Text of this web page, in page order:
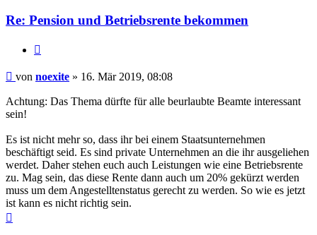
Re: Pension und Betriebsrente bekommen
Beitrag
von noexite » 16. Mär 2019, 08:08
Achtung: Das Thema dürfte für alle beurlaubte Beamte interessant
sein!
Es ist nicht mehr so, dass ihr bei einem Staatsunternehmen
beschäftigt seid. Es sind private Unternehmen an die ihr ausgeliehen
werdet. Daher stehen euch auch Leistungen wie eine Betriebsrente
zu. Mag sein, das diese Rente dann auch um 20% gekürzt werden
muss um dem Angestelltenstatus gerecht zu werden. So wie es jetzt
ist kann es nicht richtig sein.